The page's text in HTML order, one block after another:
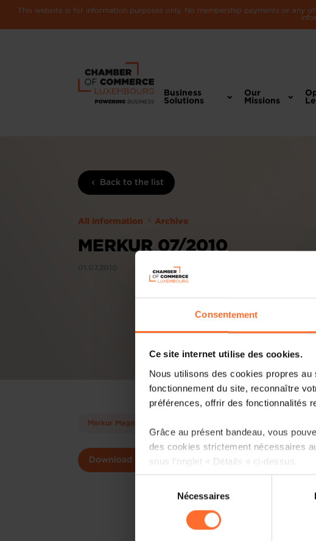
Consentement
Ce site internet utilise des cookies.
Nous utilisons des cookies propres
fonctionnement du site, reconnaître
préférences, offrir des fonctionnalités
Grâce au présent bandeau, vous
des cookies strictement nécessaires
sous l’onglet « Détails » ci-dessus.
Il est précisé que la navigation sur le
sociaux, sauvegarde des préférences
cas de refus de tous les cookies ou
consentement
Nécessaires
This website is for information purposes only. No membership payments or any
Business
Solutions
Our
Missions
Back to the list
All information Archive
MERKUR 07/2010
Merkur Magazine
Download